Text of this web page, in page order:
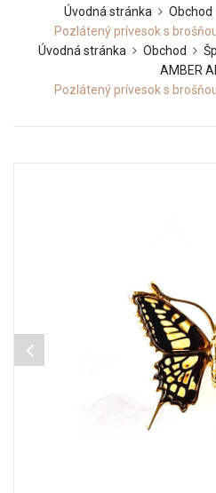
Úvodná stránka
Obchod
Pozlátený prívesok s
Úvodná stránka
Obchod
AMBER
Pozlátený prívesok s